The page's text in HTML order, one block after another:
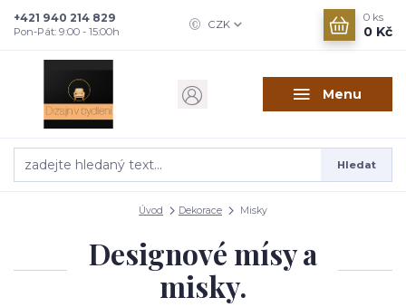
Menu
CZK
Hledat
+421 940 214 829
Pon-Pát: 9:00 - 15:00h
0 ks
0 Kč
Úvod Dekorace Misky
Designové mísy a
misky.